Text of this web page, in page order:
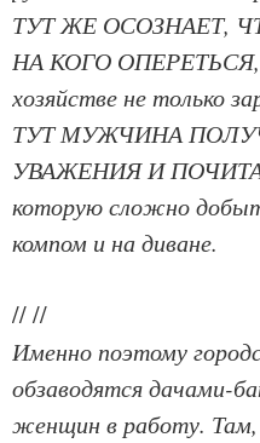
ТУТ ЖЕ ОСОЗНАЕТ,
НА КОГО ОПЕРЕТЬСЯ,
хозяйстве не только
ТУТ МУЖЧИНА
УВАЖЕНИЯ И
которую сложно
компом и на диване.
////
Именно поэтому
обзаводятся дачами-
женщин в работу. Там,